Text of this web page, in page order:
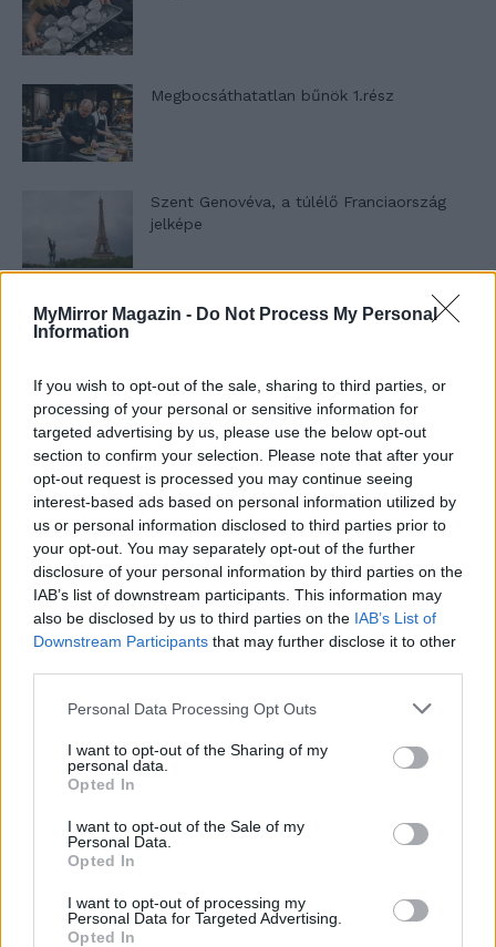
MyMirror Magazin - Do Not Process My Personal
Information
If you wish to opt-out of the sale, sharing to third parties, or
processing of your personal or sensitive information for
targeted advertising by us, please use the below opt-out
section to confirm your selection. Please note that after your
opt-out request is processed you may continue seeing
interest-based ads based on personal information utilized by
us or personal information disclosed to third parties prior to
your opt-out. You may separately opt-out of the further
disclosure of your personal information by third parties on the
IAB’s list of downstream participants. This information may
also be disclosed by us to third parties on the IAB’s List of
Downstream Participants that may further disclose it to other
Personal Data Processing Opt Outs
I want to opt-out of the Sharing of my
personal data.
Opted In
I want to opt-out of the Sale of my
Personal Data.
Opted In
I want to opt-out of processing my
Personal Data for Targeted Advertising.
Opted In
Megbocsáthatatlan bűnök 1.rész
Szent Genovéva, a túlélő Franciaország
jelképe
Minka 12. rész
Minka 11. rész
T. szereti a fiatal lányokat 14. rész
Pedig szóltam… – Miért nem hiszünk a
nőknek, amikor segítséget kérnek?
gyűjteménye
Elyna Robbs: Adéle és az örökölt árnyak